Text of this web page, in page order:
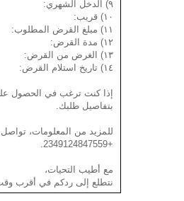
٩) الدخل الشهري:
١٠) قريب:
١١) مبلغ القرض المطلوب:
١٢) مدة القرض:
١٣) الغرض من القرض:
١٤) تاريخ استلام القرض:
إذا كنت ترغب في الحصول
بتفاصيل طلبك.
للمزيد من المعلومات،
+2349124847559.
مع أطيب التحيات،
نتطلع إلى ردكم في أقرب